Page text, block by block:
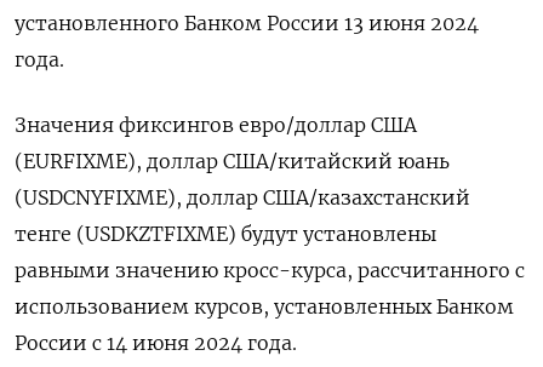
установленного Банком России 13 июня 2024
года.
Значения фиксингов евро/доллар США
(EURFIXME), доллар США/китайский юань
(USDCNYFIXME), доллар США/казахстанский
тенге (USDKZTFIXME) будут установлены
равными значению кросс-курса, рассчитанного с
использованием курсов, установленных Банком
России с 14 июня 2024 года.